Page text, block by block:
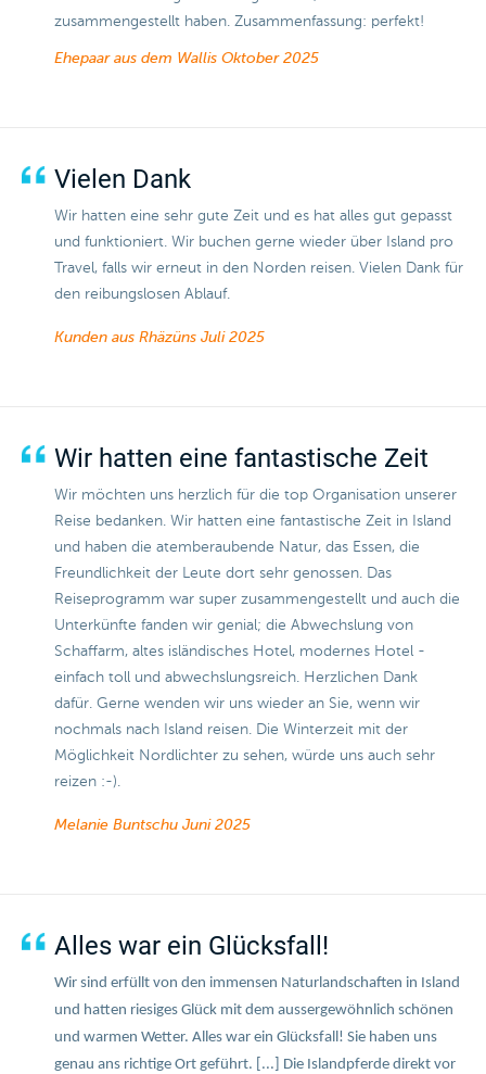
zusammengestellt haben. Zusammenfassung: perfekt!
Ehepaar aus dem Wallis Oktober 2025
Vielen Dank
Wir hatten eine sehr gute Zeit und es hat alles gut gepasst
und funktioniert. Wir buchen gerne wieder über Island pro
Travel, falls wir erneut in den Norden reisen. Vielen Dank für
den reibungslosen Ablauf.
Kunden aus Rhäzüns Juli 2025
Wir hatten eine fantastische Zeit
Wir möchten uns herzlich für die top Organisation unserer
Reise bedanken. Wir hatten eine fantastische Zeit in Island
und haben die atemberaubende Natur, das Essen, die
Freundlichkeit der Leute dort sehr genossen. Das
Reiseprogramm war super zusammengestellt und auch die
Unterkünfte fanden wir genial; die Abwechslung von
Schaffarm, altes isländisches Hotel, modernes Hotel -
einfach toll und abwechslungsreich. Herzlichen Dank
dafür. Gerne wenden wir uns wieder an Sie, wenn wir
nochmals nach Island reisen. Die Winterzeit mit der
Möglichkeit Nordlichter zu sehen, würde uns auch sehr
reizen :-).
Melanie Buntschu Juni 2025
Alles war ein Glücksfall!
Wir sind erfüllt von den immensen Naturlandschaften in Island
und hatten riesiges Glück mit dem aussergewöhnlich schönen
und warmen Wetter. Alles war ein Glücksfall! Sie haben uns
genau ans richtige Ort geführt. [...] Die Islandpferde direkt vor